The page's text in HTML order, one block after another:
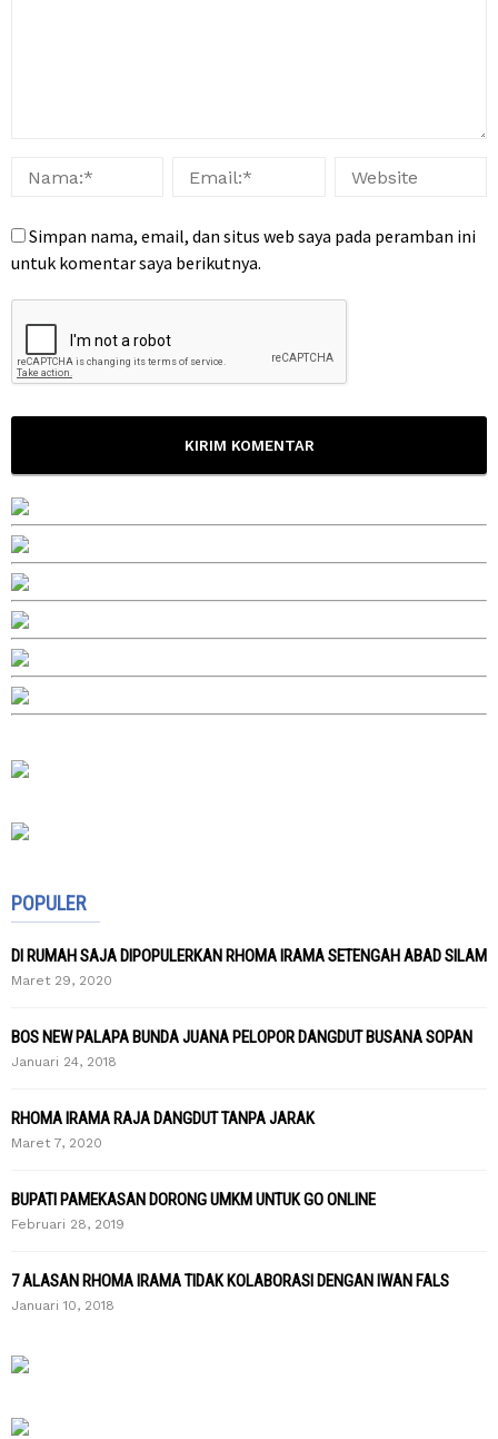
Simpan nama, email, dan situs web saya pada peramban ini
untuk komentar saya berikutnya.
POPULER
DI RUMAH SAJA DIPOPULERKAN RHOMA IRAMA SETENGAH ABAD SILAM
Maret 29, 2020
BOS NEW PALAPA BUNDA JUANA PELOPOR DANGDUT BUSANA SOPAN
Januari 24, 2018
RHOMA IRAMA RAJA DANGDUT TANPA JARAK
Maret 7, 2020
BUPATI PAMEKASAN DORONG UMKM UNTUK GO ONLINE
Februari 28, 2019
7 ALASAN RHOMA IRAMA TIDAK KOLABORASI DENGAN IWAN FALS
Januari 10, 2018